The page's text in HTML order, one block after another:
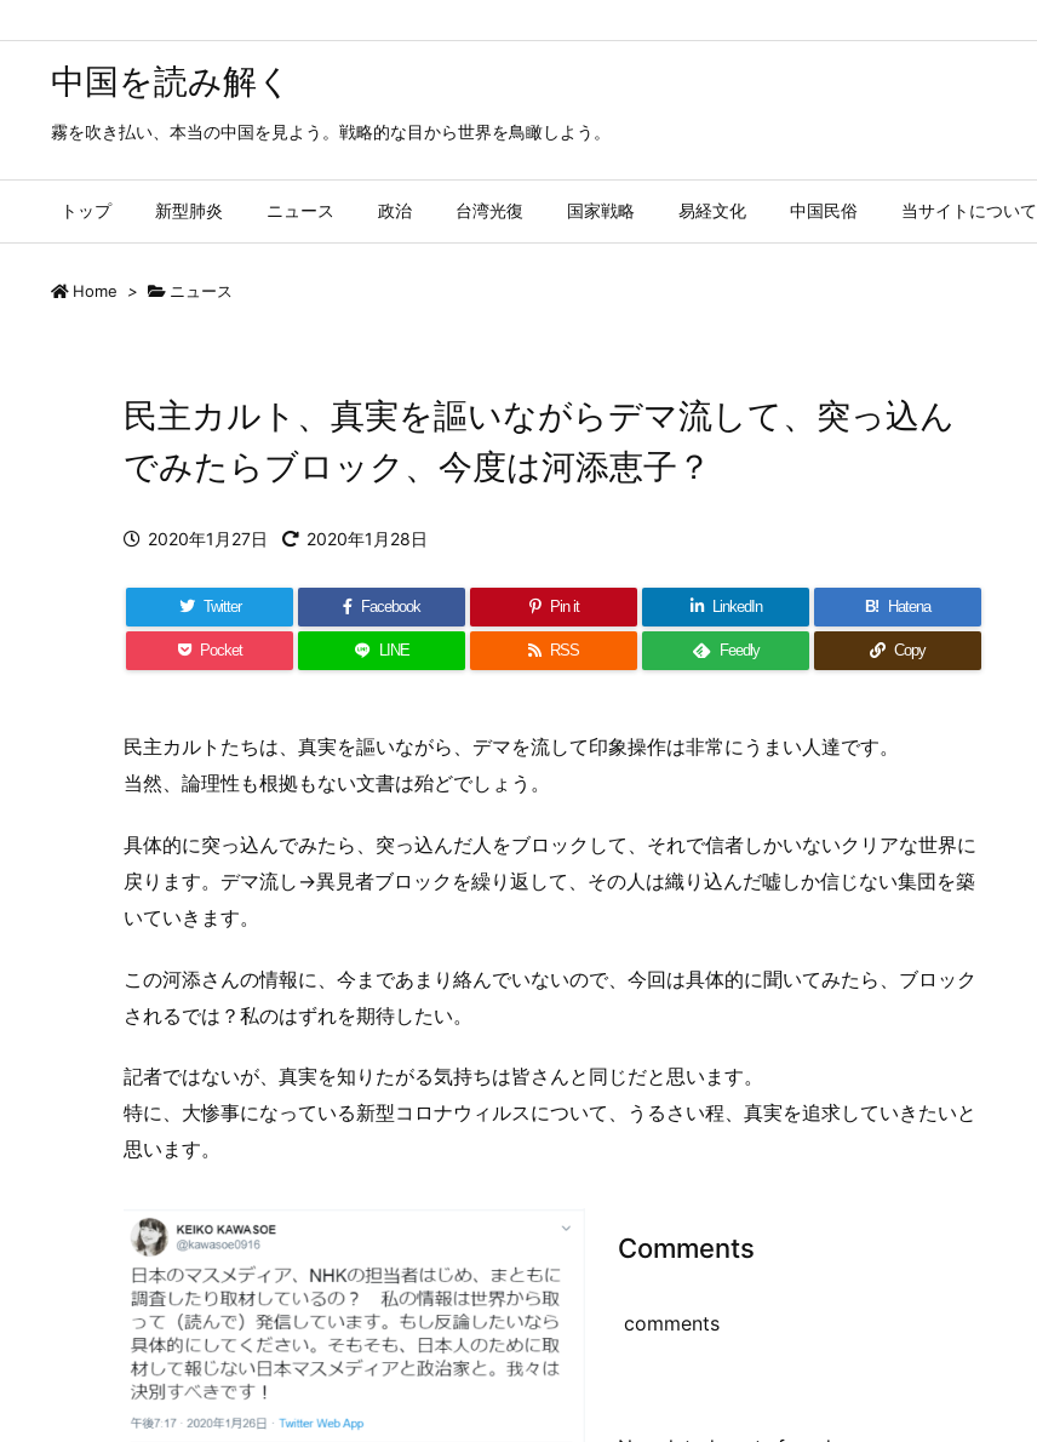
中国を読み解く
霧を吹き払い、本当の中国を見よう。戦略的な目から世界を鳥瞰しよう。
トップ 新型肺炎 ニュース 政治 台湾光復 国家戦略 易経文化 中国民俗 当サイトについて
Home > ニュース
民主カルト、真実を謳いながらデマ流して、突っ込ん
でみたらブロック、今度は河添恵子？
2020年1月27日 2020年1月28日
Twitter Facebook Pin it LinkedIn B! Hatena
Pocket LINE RSS Feedly Copy
民主カルトたちは、真実を謳いながら、デマを流して印象操作は非常にうまい人達です。
当然、論理性も根拠もない文書は殆どでしょう。
具体的に突っ込んでみたら、突っ込んだ人をブロックして、それで信者しかいないクリアな世界に
戻ります。デマ流し→異見者ブロックを繰り返して、その人は織り込んだ嘘しか信じない集団を築
いていきます。
この河添さんの情報に、今まであまり絡んでいないので、今回は具体的に聞いてみたら、ブロック
されるでは？私のはずれを期待したい。
記者ではないが、真実を知りたがる気持ちは皆さんと同じだと思います。
特に、大惨事になっている新型コロナウィルスについて、うるさい程、真実を追求していきたいと
思います。
Comments
comments